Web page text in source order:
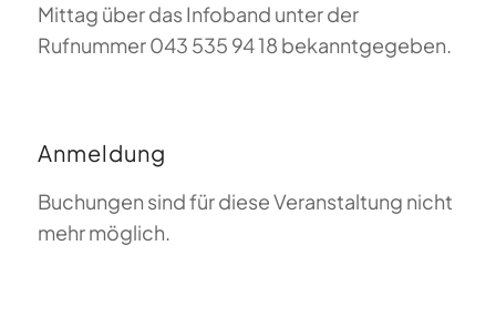
Mittag über das Infoband unter der
Rufnummer 043 535 94 18 bekanntgegeben.
Anmeldung
Buchungen sind für diese Veranstaltung nicht
mehr möglich.